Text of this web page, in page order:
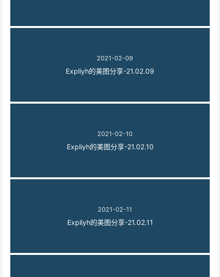
2021-02-09
Expliyh的美图分享-21.02.09
2021-02-10
Expliyh的美图分享-21.02.10
2021-02-11
Expliyh的美图分享-21.02.11